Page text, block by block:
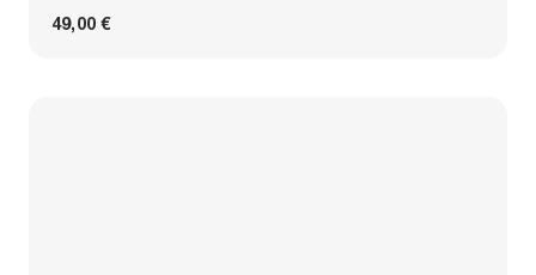
49,00 €